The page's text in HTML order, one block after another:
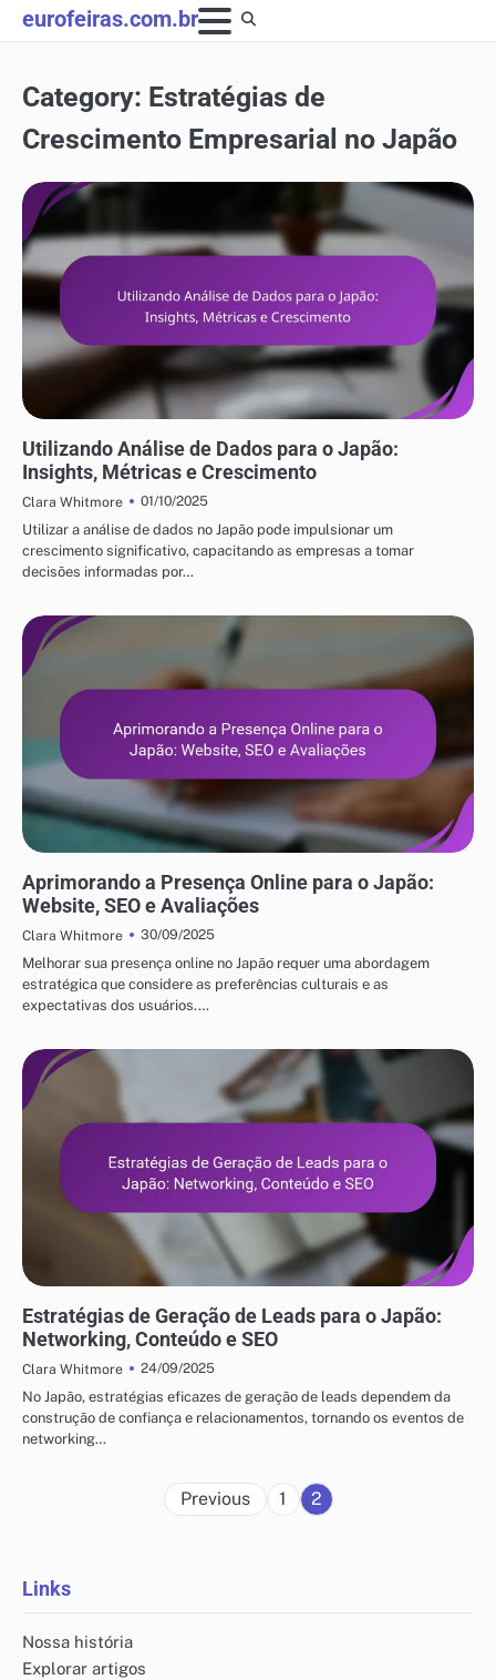
Skip
to
eurofeiras.com.br
Category: Estratégias de
Crescimento Empresarial no Japão
Utilizando Análise de Dados para o Japão:
Insights, Métricas e Crescimento
Clara Whitmore
01/10/2025
Utilizar a análise de dados no Japão pode impulsionar um
crescimento significativo, capacitando as empresas a tomar
decisões informadas por…
Aprimorando a Presença Online para o Japão:
Website, SEO e Avaliações
Clara Whitmore
30/09/2025
Melhorar sua presença online no Japão requer uma abordagem
estratégica que considere as preferências culturais e as
expectativas dos usuários.…
Estratégias de Geração de Leads para o Japão:
Networking, Conteúdo e SEO
Clara Whitmore
24/09/2025
No Japão, estratégias eficazes de geração de leads dependem da
construção de confiança e relacionamentos, tornando os eventos de
networking…
Posts
Previous 1 2
Links
Nossa história
Explorar artigos